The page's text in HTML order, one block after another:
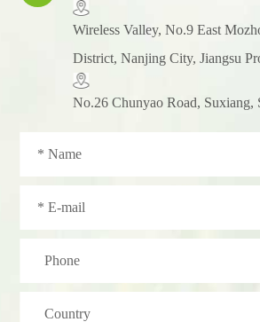
​Wireless Valley, No.9 East
District, Nanjing City, Jiangsu
No.26 Chunyao Road, Suxiang,